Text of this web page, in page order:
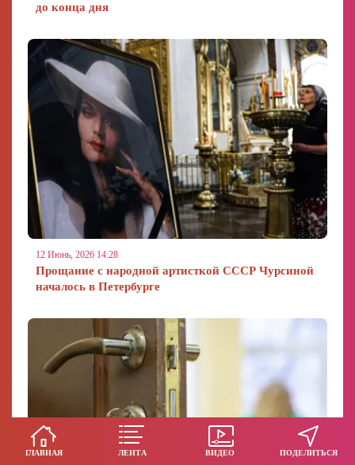
ГЛАВНАЯ ЛЕНТА ВИДЕО ПОДЕЛИТЬСЯ
до конца дня
12 Июнь, 2026 14:28
Прощание с народной артисткой СССР Чурсиной
началось в Петербурге